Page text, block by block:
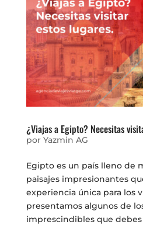
¿Viajas a Egipto? Necesitas
por Yazmin AG
Egipto es un país lleno de
paisajes impresionantes
experiencia única para los
presentamos algunos de
imprescindibles que